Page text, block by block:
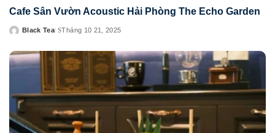
Cafe Sân Vườn Acoustic Hải Phòng The Echo Garden
Posted
Black Tea Tháng 10 21, 2025